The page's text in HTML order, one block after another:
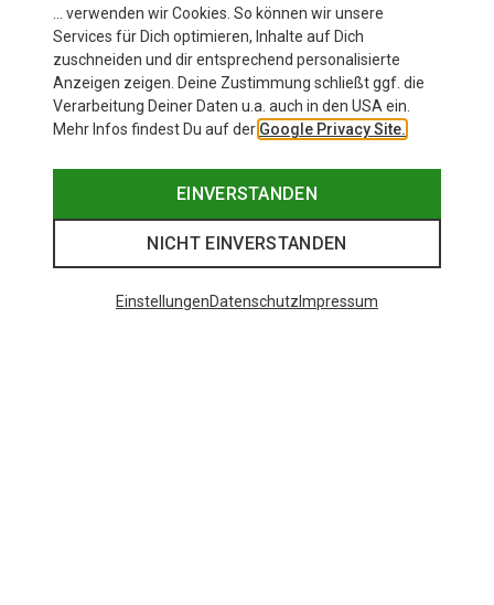
… verwenden wir Cookies. So können wir unsere
Services für Dich optimieren, Inhalte auf Dich
zuschneiden und dir entsprechend personalisierte
Anzeigen zeigen. Deine Zustimmung schließt ggf. die
Verarbeitung Deiner Daten u.a. auch in den USA ein.
Mehr Infos findest Du auf der Google Privacy Site.
EINVERSTANDEN
NICHT EINVERSTANDEN
EinstellungenDatenschutz Impressum